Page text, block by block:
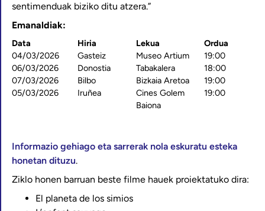
sentimenduak biziko ditu atzera.”
Emanaldiak:
Data Hiria Lekua
Ordua
04/03/2026
Gasteiz Museo Artium
19:00
06/03/2026
Donostia Tabakalera
18:00
07/03/2026
Bilbo Bizkaia Aretoa
19:00
05/03/2026
Iruñea
Cines Golem
Baiona
19:00
Informazio gehiago eta sarrerak nola eskuratu esteka
honetan dituzu.
Ziklo honen barruan beste filme hauek proiektatuko dira:
El planeta de los simios